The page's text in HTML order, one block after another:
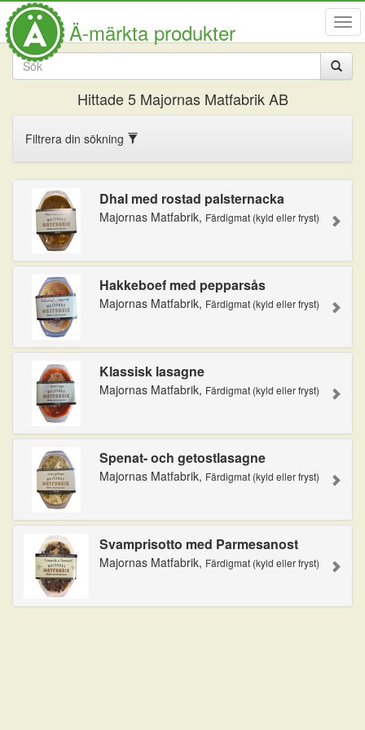
Visa
Ä-märkta produkter
Hittade5Majornas Matfabrik AB
Filtrera din sökning
Dhal med rostad palsternacka
Majornas Matfabrik, Färdigmat (kyld eller fryst)
Hakkeboef med pepparsås
Majornas Matfabrik, Färdigmat (kyld eller fryst)
Klassisk lasagne
Majornas Matfabrik, Färdigmat (kyld eller fryst)
Spenat- och getostlasagne
Majornas Matfabrik, Färdigmat (kyld eller fryst)
Svamprisotto med Parmesanost
Majornas Matfabrik, Färdigmat (kyld eller fryst)